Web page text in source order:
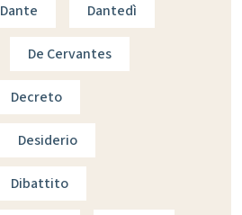
Dante Dantedì
De Cervantes
Decreto
Desiderio
Dibattito